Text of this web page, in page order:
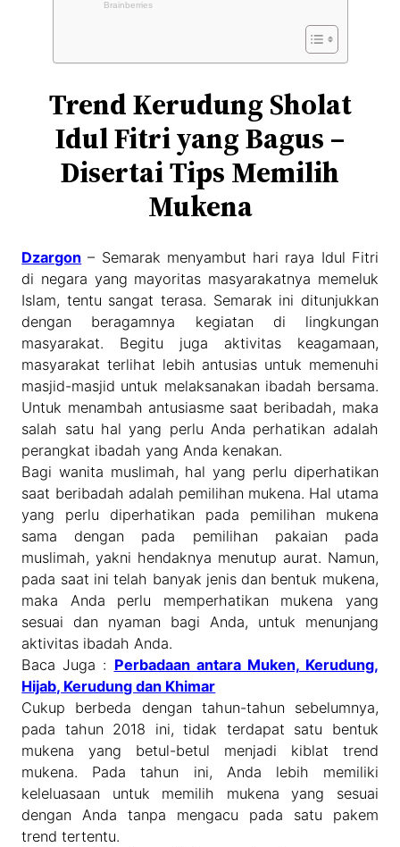
Trend Kerudung Sholat
Idul Fitri yang Bagus –
Disertai Tips Memilih
Mukena
Dzargon – Semarak menyambut hari raya Idul Fitri
di negara yang mayoritas masyarakatnya memeluk
Islam, tentu sangat terasa. Semarak ini ditunjukkan
dengan beragamnya kegiatan di lingkungan
masyarakat. Begitu juga aktivitas keagamaan,
masyarakat terlihat lebih antusias untuk memenuhi
masjid-masjid untuk melaksanakan ibadah bersama.
Untuk menambah antusiasme saat beribadah, maka
salah satu hal yang perlu Anda perhatikan adalah
perangkat ibadah yang Anda kenakan.
Bagi wanita muslimah, hal yang perlu diperhatikan
saat beribadah adalah pemilihan mukena. Hal utama
yang perlu diperhatikan pada pemilihan mukena
sama dengan pada pemilihan pakaian pada
muslimah, yakni hendaknya menutup aurat. Namun,
pada saat ini telah banyak jenis dan bentuk mukena,
maka Anda perlu memperhatikan mukena yang
sesuai dan nyaman bagi Anda, untuk menunjang
aktivitas ibadah Anda.
Baca Juga : Perbadaan antara Muken, Kerudung,
Hijab, Kerudung dan Khimar
Cukup berbeda dengan tahun-tahun sebelumnya,
pada tahun 2018 ini, tidak terdapat satu bentuk
mukena yang betul-betul menjadi kiblat trend
mukena. Pada tahun ini, Anda lebih memiliki
keleluasaan untuk memilih mukena yang sesuai
dengan Anda tanpa mengacu pada satu pakem
trend tertentu.